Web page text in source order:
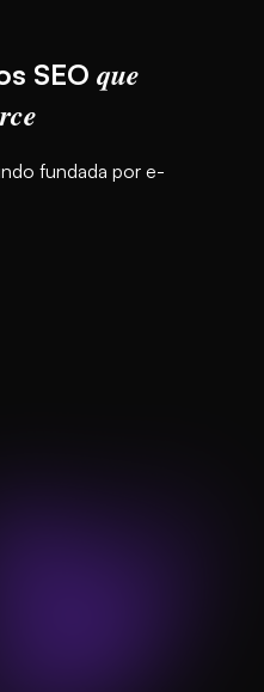
SEO que
fundada por e-